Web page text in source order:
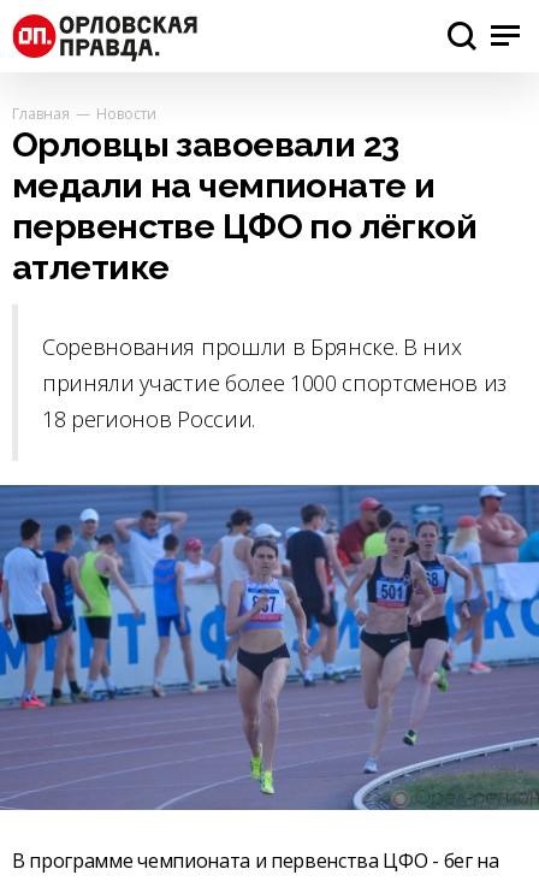
Главная Новости
Орловцы завоевали 23
медали на чемпионате и
первенстве ЦФО по лёгкой
атлетике
Соревнования прошли в Брянске. В них
приняли участие более 1000 спортсменов из
18 регионов России.
В программе чемпионата и первенства ЦФО - бег на